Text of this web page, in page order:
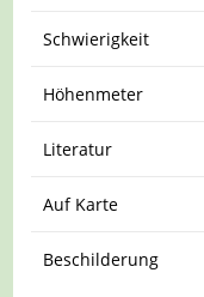
Schwierigkeit
Höhenmeter
Literatur
Auf Karte
Beschilderung